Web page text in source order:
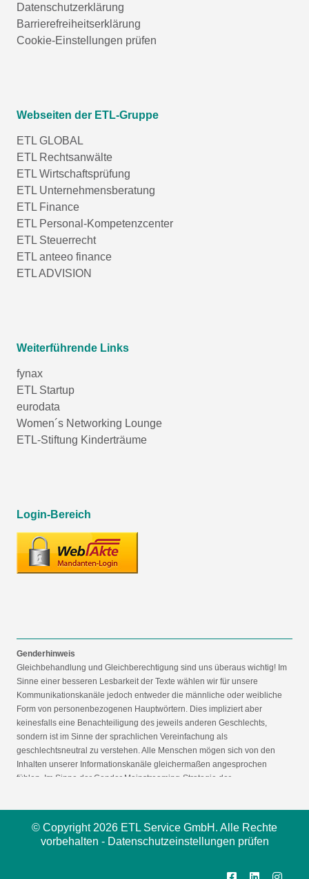
Datenschutzerklärung
Barrierefreiheitserklärung
Cookie-Einstellungen prüfen
Webseiten der ETL-Gruppe
ETL GLOBAL
ETL Rechtsanwälte
ETL Wirtschaftsprüfung
ETL Unternehmensberatung
ETL Finance
ETL Personal-Kompetenzcenter
ETL Steuerrecht
ETL anteeo finance
ETL ADVISION
Weiterführende Links
fynax
ETL Startup
eurodata
Women´s Networking Lounge
ETL-Stiftung Kinderträume
Login-Bereich
Genderhinweis
Gleichbehandlung und Gleichberechtigung sind uns überaus wichtig! Im
Sinne einer besseren Lesbarkeit der Texte wählen wir für unsere
Kommunikationskanäle jedoch entweder die männliche oder weibliche
Form von personenbezogenen Hauptwörtern. Dies impliziert aber
keinesfalls eine Benachteiligung des jeweils anderen Geschlechts,
sondern ist im Sinne der sprachlichen Vereinfachung als
geschlechtsneutral zu verstehen. Alle Menschen mögen sich von den
Inhalten unserer Informationskanäle gleichermaßen angesprochen
fühlen. Im Sinne der Gender Mainstreaming-Strategie der
© Copyright 2026 ETL Service GmbH. Alle Rechte
vorbehalten - Datenschutzeinstellungen prüfen